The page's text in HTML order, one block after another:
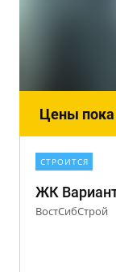
Цены пока
СТРОИТСЯ
ЖК
ВостСибСтрой